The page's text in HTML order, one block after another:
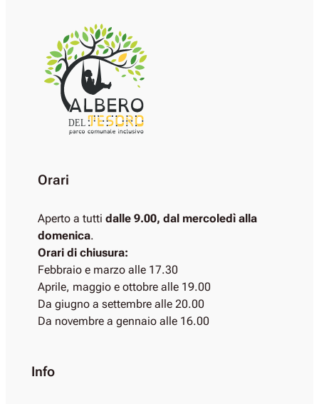
DEL
Orari
Aperto a tutti dalle 9.00, dal mercoledì alla
domenica.
Orari di chiusura:
Febbraio e marzo alle 17.30
Aprile, maggio e ottobre alle 19.00
Da giugno a settembre alle 20.00
Da novembre a gennaio alle 16.00
Info